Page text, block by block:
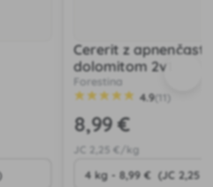
Cererit z
dolomitom 2v1
Forestina
4.9(11)
8,99 €
2 ,25 €/kg